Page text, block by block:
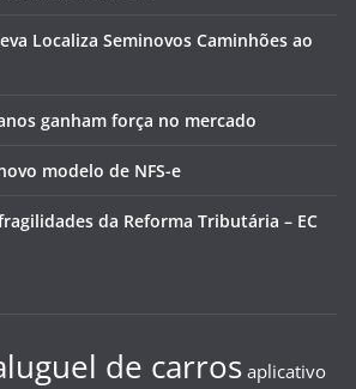
Localiza Seminovos Caminhões ao
ganham força no mercado
modelo de NFS-e
da Reforma Tributária – EC
de carros aplicativo